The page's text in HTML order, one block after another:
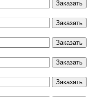
Заказать
Заказать
Заказать
Заказать
Заказать